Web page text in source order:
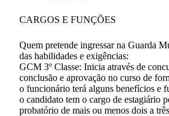
CARGOS E FUNÇÕES
Quem pretende ingressar na Guarda
das habilidades e exigências:
GCM 3º Classe: Inicia através de
conclusão e aprovação no curso de
o funcionário terá alguns benefícios e
o candidato tem o cargo de estagiário
probatório de mais ou menos dois a